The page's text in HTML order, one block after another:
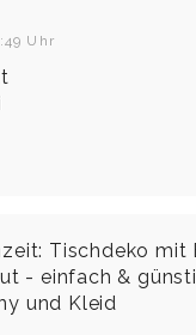
Uhr
Tischdeko mit
- einfach &
und Kleid